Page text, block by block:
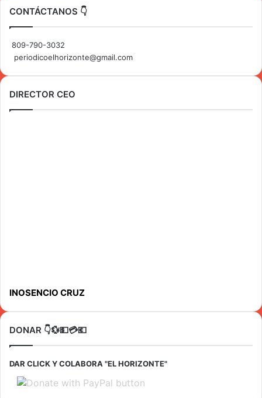
CONTÁCTANOS 👇
809-790-3032
periodicoelhorizonte@gmail.com
DIRECTOR CEO
INOSENCIO CRUZ
DONAR 👇💱💵💳💶
DAR CLICK Y COLABORA "EL HORIZONTE"